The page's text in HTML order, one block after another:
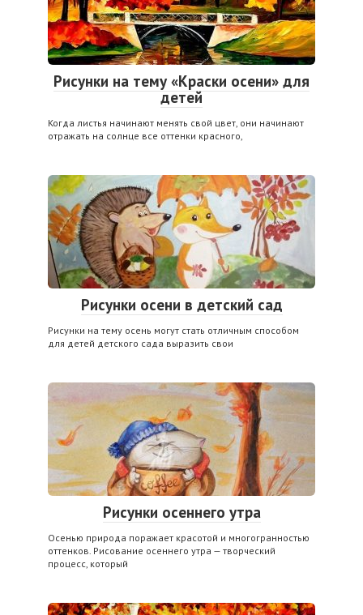
Рисунки на тему «Краски осени» для
детей
Когда листья начинают менять свой цвет, они начинают
отражать на солнце все оттенки красного,
Рисунки осени в детский сад
Рисунки на тему осень могут стать отличным способом
для детей детского сада выразить свои
Рисунки осеннего утра
Осенью природа поражает красотой и многогранностью
оттенков. Рисование осеннего утра — творческий
процесс, который